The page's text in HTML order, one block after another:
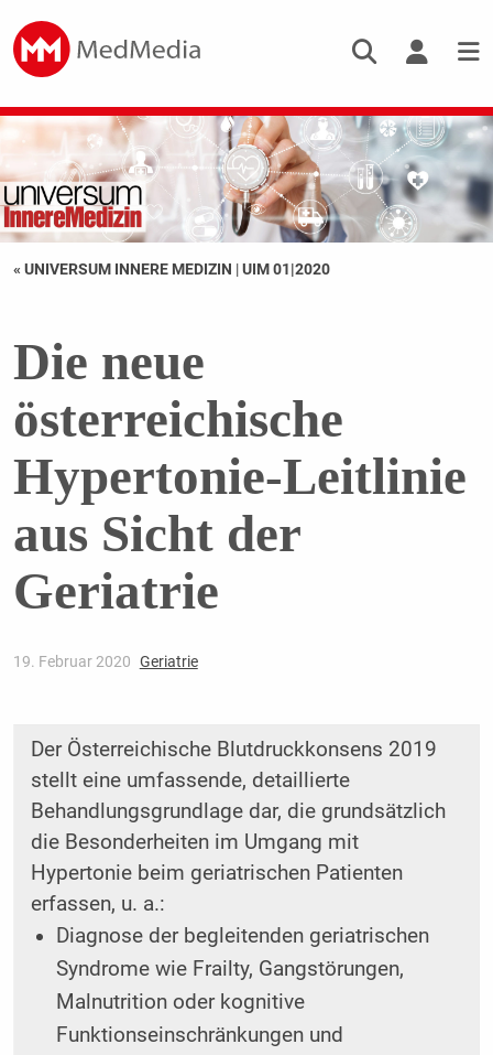
« UNIVERSUM INNERE MEDIZIN |UIM 01|2020
Die neue
österreichische
Hypertonie-Leitlinie
aus Sicht der
Geriatrie
19. Februar 2020 Geriatrie
Der Österreichische Blutdruckkonsens 2019
stellt eine umfassende, detaillierte
Behandlungsgrundlage dar, die grundsätzlich
die Besonderheiten im Umgang mit
Hypertonie beim geriatrischen Patienten
erfassen, u. a.:
Diagnose der begleitenden geriatrischen
Syndrome wie Frailty, Gangstörungen,
Malnutrition oder kognitive
Funktionseinschränkungen und